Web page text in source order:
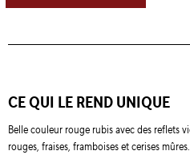
CE QUI LE REND UNIQUE
Belle couleur rouge rubis avec des reflets
rouges, fraises, framboises et cerises